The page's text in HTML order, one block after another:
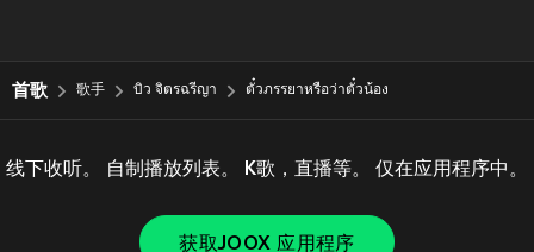
首歌 歌手 บิว จิตรฉรีญา ตั๋วภรรยาหรือว่าตั๋วน้อง
线下收听。 自制播放列表。 K歌，直播等。 仅在应用程序中。
获取JOOX 应用程序